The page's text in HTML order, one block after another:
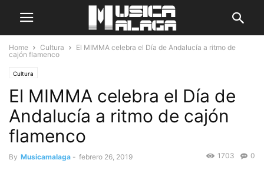
Home Cultura
El MIMMA celebra el Día de Andalucía a ritmo de
cajón flamenco
Cultura
El MIMMA celebra el Día de
Andalucía a ritmo de cajón
flamenco
By Musicamalaga - febrero 26, 2019 0
1703